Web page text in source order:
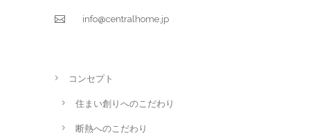
info@centralhome.jp
コンセプト
住まい創りへのこだわり
断熱へのこだわり